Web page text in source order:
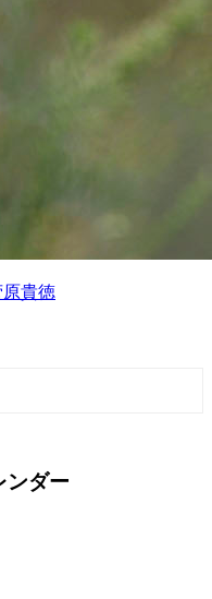
貴徳
ンダー